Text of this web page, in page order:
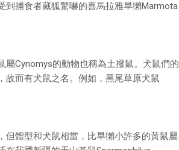
到捕食者藏狐驚嚇的喜馬拉雅旱獺Marmota
Cynomys的動物也稱為土撥鼠。犬鼠們的
故而有犬鼠之名。例如，黑尾草原犬鼠
但體型和犬鼠相當，比旱獺小許多的黃鼠屬